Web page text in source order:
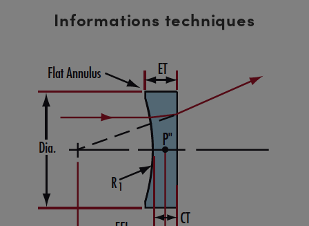
Informations techniques